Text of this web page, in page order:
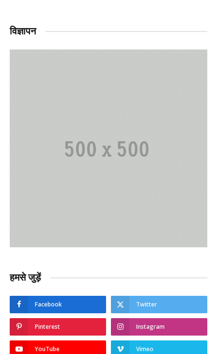
विज्ञापन
हमसे जुड़ें
Facebook Twitter
Pinterest Instagram
YouTube Vimeo